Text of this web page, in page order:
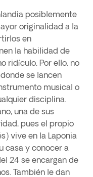
posiblemente
originalidad a la
en
la habilidad de
ridículo. Por ello, no
se lancen
musical o
disciplina.
una de sus
pues el propio
vive en la Laponia
casa y conocer a
24 se encargan de
También le dan